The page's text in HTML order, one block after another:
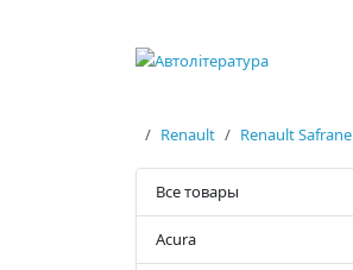
Renault Renault Safrane
Все товары
Acura